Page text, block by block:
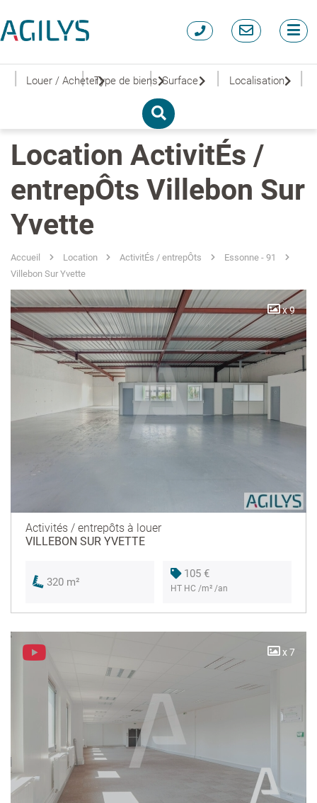
| Louer / Acheter
| Type de biens
| Surface | Localisation |
Location ActivitÉs /
entrepÔts Villebon Sur
Yvette
Accueil Location ActivitÉs / entrepÔts
Essonne - 91
Villebon Sur Yvette
x 9
Activités / entrepôts à louer
VILLEBON SUR YVETTE
320 m²
105 €
HT HC /m² /an
x 7